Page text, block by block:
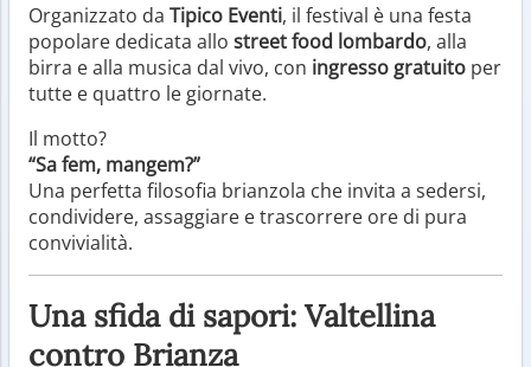
Organizzato da Tipico Eventi, il festival è una festa
popolare dedicata allo street food lombardo, alla
birra e alla musica dal vivo, con ingresso gratuito per
tutte e quattro le giornate.
Il motto?
“Sa fem, mangem?”
Una perfetta filosofia brianzola che invita a sedersi,
condividere, assaggiare e trascorrere ore di pura
convivialità.
Una sfida di sapori: Valtellina
contro Brianza